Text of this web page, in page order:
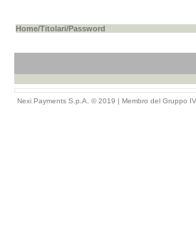
Home/Titolari/Password
Nexi Payments S.p.A. © 2019 | Membro del Gruppo